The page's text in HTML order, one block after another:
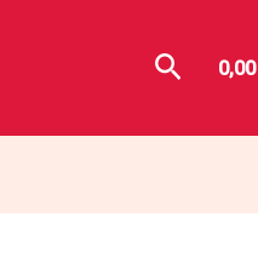
Buscar
0,00